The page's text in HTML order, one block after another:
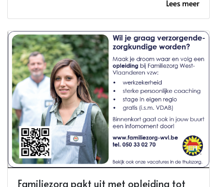
Lees meer
Familiezorg pakt uit met opleiding tot